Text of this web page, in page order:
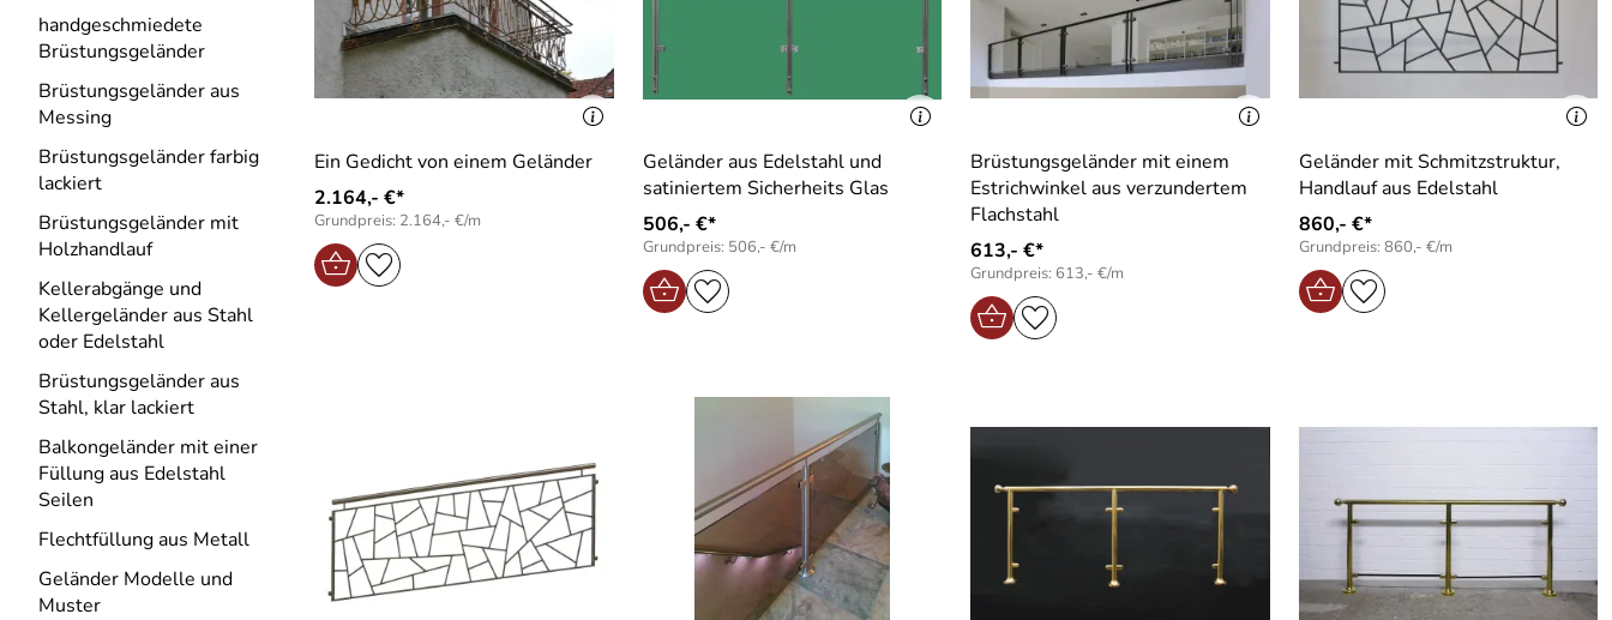
handgeschmiedete
Brüstungsgeländer
Brüstungsgeländer aus
Messing
Brüstungsgeländer farbig
lackiert
Brüstungsgeländer mit
Holzhandlauf
Kellerabgänge und
Kellergeländer aus Stahl
oder Edelstahl
Brüstungsgeländer aus
Stahl, klar lackiert
Balkongeländer mit einer
Füllung aus Edelstahl
Seilen
Flechtfüllung aus Metall
Geländer Modelle und
Muster
Ein Gedicht von einem Geländer
2.164,- €*
Grundpreis: 2.164,- €/m
Geländer aus Edelstahl und
satiniertem Sicherheits Glas
506,- €*
Grundpreis: 506,- €/m
Brüstungsgeländer mit einem
Estrichwinkel aus verzundertem
Flachstahl
613,- €*
Grundpreis: 613,- €/m
Geländer mit Schmitzstruktur,
Handlauf aus Edelstahl
860,- €*
Grundpreis: 860,- €/m